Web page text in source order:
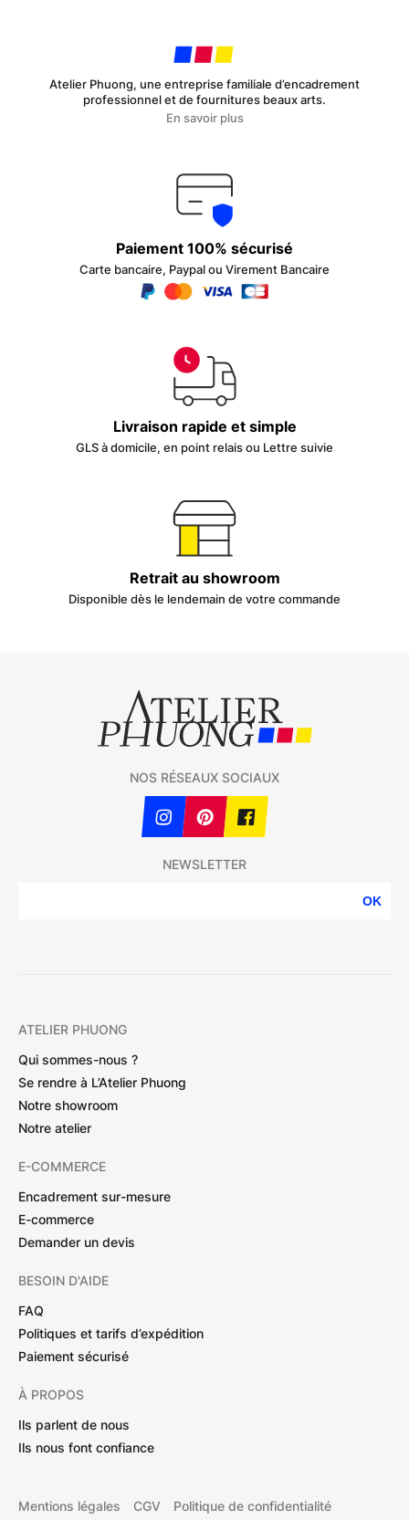
Atelier Phuong, une entreprise familiale d’encadrement
professionnel et de fournitures beaux arts.
En savoir plus
Paiement 100% sécurisé
Carte bancaire, Paypal ou Virement Bancaire
Livraison rapide et simple
GLS à domicile, en point relais ou Lettre suivie
Retrait au showroom
Disponible dès le lendemain de votre commande
NEWSLETTER
OK
NOS RÉSEAUX SOCIAUX
ATELIER PHUONG
Qui sommes-nous ?
Se rendre à L’Atelier Phuong
Notre showroom
Notre atelier
E-COMMERCE
Encadrement sur-mesure
E-commerce
Demander un devis
BESOIN D'AIDE
FAQ
Politiques et tarifs d’expédition
Paiement sécurisé
À PROPOS
Ils parlent de nous
Ils nous font confiance
Mentions légales CGV Politique de confidentialité